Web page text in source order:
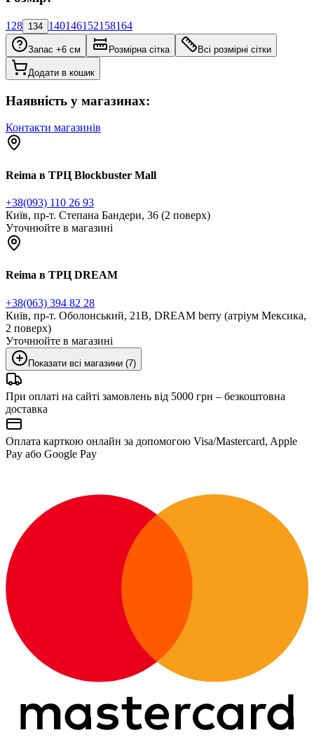
128 134 140146152158164
Запас +6 см Розмірна сітка Всі розмірні сітки
Додати в кошик
Наявність у магазинах:
Контакти магазинів
Reima в ТРЦ Blockbuster Mall
+38(093) 110 26 93
Київ, пр-т. Степана Бандери, 36 (2 поверх)
Уточнюйте в магазині
Reima в ТРЦ DREAM
+38(063) 394 82 28
Київ, пр-т. Оболонський, 21В, DREAM berry (атріум Мексика,
2 поверх)
Уточнюйте в магазині
Показати всі магазини (7)
При оплаті на сайті замовлень від 5000 грн – безкоштовна
доставка
Оплата карткою онлайн за допомогою Visa/Mastercard, Apple
Pay або Google Pay